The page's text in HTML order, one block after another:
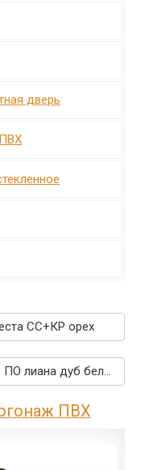
дверь
СС+КР орех
Межкомнатные двери Омис Форте ПО лиана дуб беленый →
ПВХ